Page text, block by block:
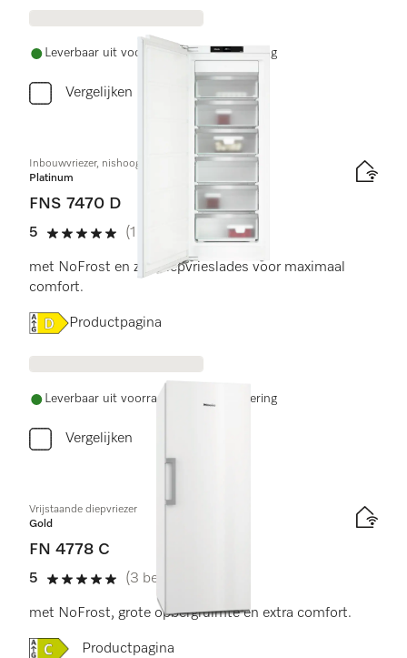
Leverbaar uit voorraad met gratis levering
Vergelijken
Inbouwvriezer, nishoogte 140 cm
Platinum
FNS 7470 D
5
5 sterren van de 5
(1 beoordeling)
met NoFrost en zes diepvrieslades voor maximaal
comfort.
Online Label Flag, Energielabel
Productpagina
Leverbaar uit voorraad met gratis levering
Vergelijken
Vrijstaande diepvriezer
Gold
FN 4778 C
5
5 sterren van de 5
(3 beoordelingen)
met NoFrost, grote opbergruimte en extra comfort.
Online Label Flag, Energielabel
Productpagina